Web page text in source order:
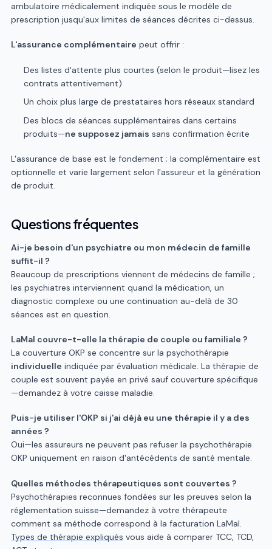
ambulatoire médicalement indiquée sous le modèle de
prescription jusqu'aux limites de séances décrites ci-dessus.
L'assurance complémentaire peut offrir :
Des listes d'attente plus courtes (selon le produit—lisez les
contrats attentivement)
Un choix plus large de prestataires hors réseaux standard
Des blocs de séances supplémentaires dans certains
produits—ne supposez jamais sans confirmation écrite
L'assurance de base est le fondement ; la complémentaire est
optionnelle et varie largement selon l'assureur et la génération
de produit.
Questions fréquentes
Ai-je besoin d'un psychiatre ou mon médecin de famille
suffit-il ?
Beaucoup de prescriptions viennent de médecins de famille ;
les psychiatres interviennent quand la médication, un
diagnostic complexe ou une continuation au-delà de 30
séances est en question.
LaMal couvre-t-elle la thérapie de couple ou familiale ?
La couverture OKP se concentre sur la psychothérapie
individuelle indiquée par évaluation médicale. La thérapie de
couple est souvent payée en privé sauf couverture spécifique
—demandez à votre caisse maladie.
Puis-je utiliser l'OKP si j'ai déjà eu une thérapie il y a des
années ?
Oui—les assureurs ne peuvent pas refuser la psychothérapie
OKP uniquement en raison d'antécédents de santé mentale.
Quelles méthodes thérapeutiques sont couvertes ?
Psychothérapies reconnues fondées sur les preuves selon la
réglementation suisse—demandez à votre thérapeute
comment sa méthode correspond à la facturation LaMal.
Types de thérapie expliqués vous aide à comparer TCC, TCD,